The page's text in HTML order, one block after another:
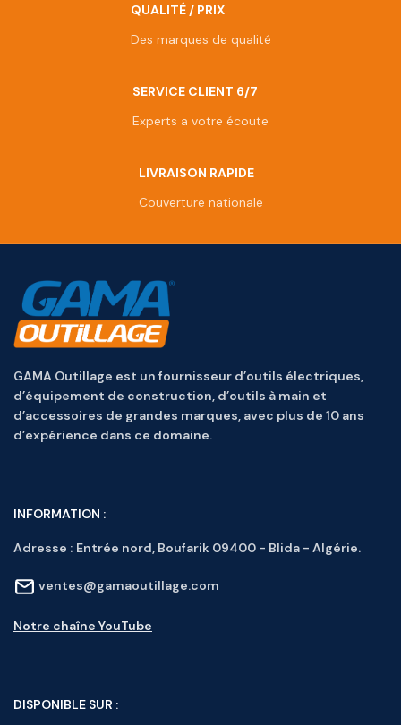
QUALITÉ / PRIX
Des marques de qualité
SERVICE CLIENT 6/7
Experts a votre écoute
LIVRAISON RAPIDE
Couverture nationale
GAMA Outillage est un fournisseur d’outils électriques,
d’équipement de construction, d’outils à main et
d’accessoires de grandes marques, avec plus de 10 ans
d’expérience dans ce domaine.
INFORMATION :
Adresse : Entrée nord, Boufarik 09400 - Blida - Algérie.
ventes@gamaoutillage.com
Notre chaîne YouTube
DISPONIBLE SUR :